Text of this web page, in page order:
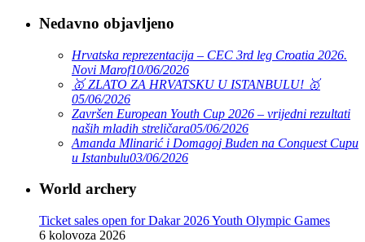
Nedavno objavljeno
Hrvatska reprezentacija – CEC 3rd leg Croatia 2026.
Novi Marof10/06/2026
🥇 ZLATO ZA HRVATSKU U ISTANBULU! 🥇
05/06/2026
Završen European Youth Cup 2026 – vrijedni rezultati
naših mladih streličara05/06/2026
Amanda Mlinarić i Domagoj Buden na Conquest Cupu
u Istanbulu03/06/2026
World archery
Ticket sales open for Dakar 2026 Youth Olympic Games
6 kolovoza 2026